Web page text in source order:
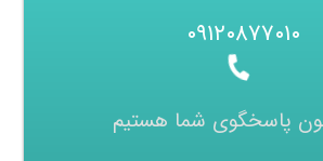
۰۹۱۲۰۸۷۷۰۱۰
پاسخگوی شما هستیم